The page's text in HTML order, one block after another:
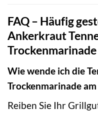
FAQ – Häufig
Ankerkraut
Trockenmarinade
Wie wende ich die
Trockenmarinade
Reiben Sie Ihr